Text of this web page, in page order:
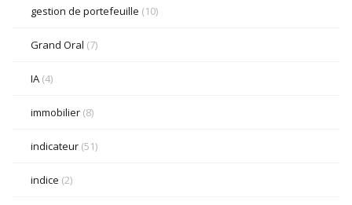
gestion de portefeuille (10)
Grand Oral (7)
IA (4)
immobilier (8)
indicateur (51)
indice (2)